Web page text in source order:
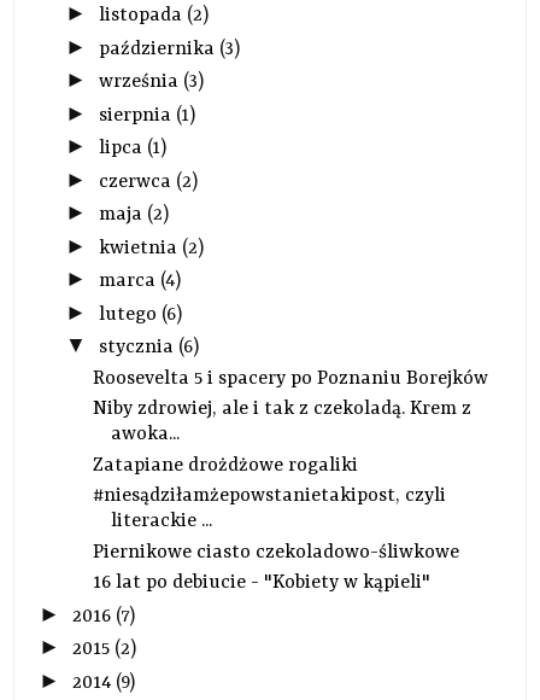
► listopada (2)
► października (3)
► września (3)
► sierpnia (1)
► lipca (1)
► czerwca (2)
► maja (2)
► kwietnia (2)
► marca (4)
► lutego (6)
▼ stycznia (6)
Roosevelta 5 i spacery po Poznaniu Borejków
Niby zdrowiej, ale i tak z czekoladą. Krem z
awoka...
Zatapiane drożdżowe rogaliki
#niesądziłamżepowstanietakipost, czyli
literackie ...
Piernikowe ciasto czekoladowo-śliwkowe
16 lat po debiucie - "Kobiety w kąpieli"
► 2016 (7)
►2015 (2)
► 2014 (9)